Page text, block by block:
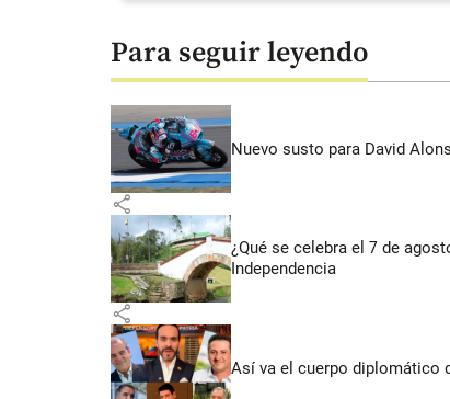
Para seguir leyendo
Nuevo susto para David
share
¿Qué se celebra el 7 de
Independencia
share
Así va el cuerpo diplomático